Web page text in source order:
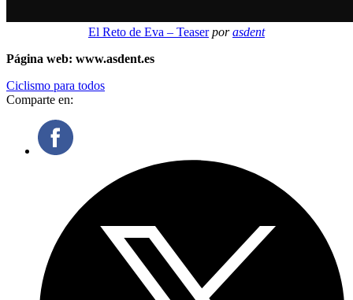
El Reto de Eva – Teaser porasdent
Página web: www.asdent.es
Ciclismo para todos
Comparte en: